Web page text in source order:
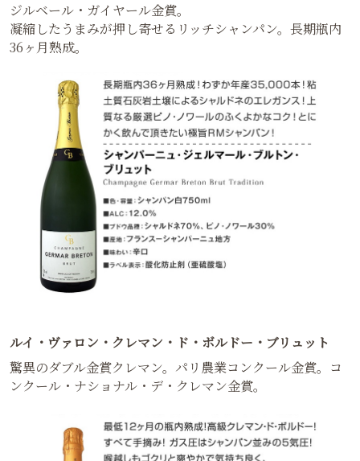
ジルベール・ガイヤール金賞。
凝縮したうまみが押し寄せるリッチシャンパン。長期瓶内
36ヶ月熟成。
ルイ・ヴァロン・クレマン・ド・ボルドー・ブリュット
驚異のダブル金賞クレマン。パリ農業コンクール金賞。コ
ンクール・ナショナル・デ・クレマン金賞。